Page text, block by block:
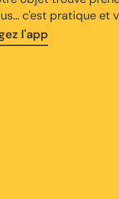
c'est pratique et
l'app